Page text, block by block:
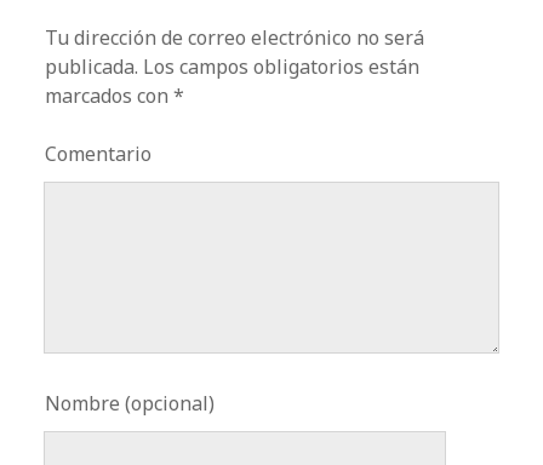
Tu dirección de correo electrónico no será
publicada. Los campos obligatorios están
marcados con*
Comentario
Nombre (opcional)